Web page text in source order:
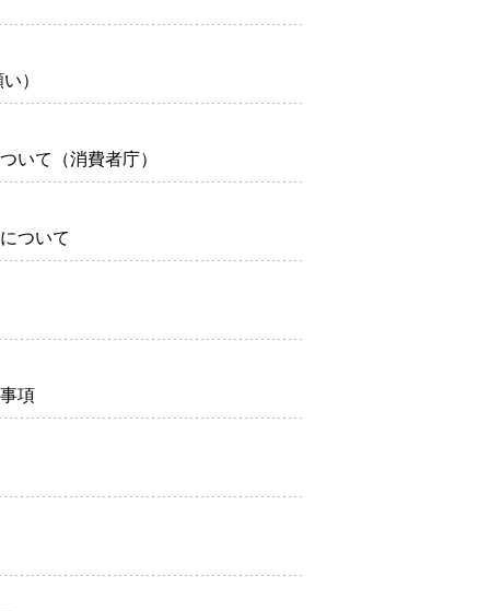
）
いて（消費者庁）
ついて
項